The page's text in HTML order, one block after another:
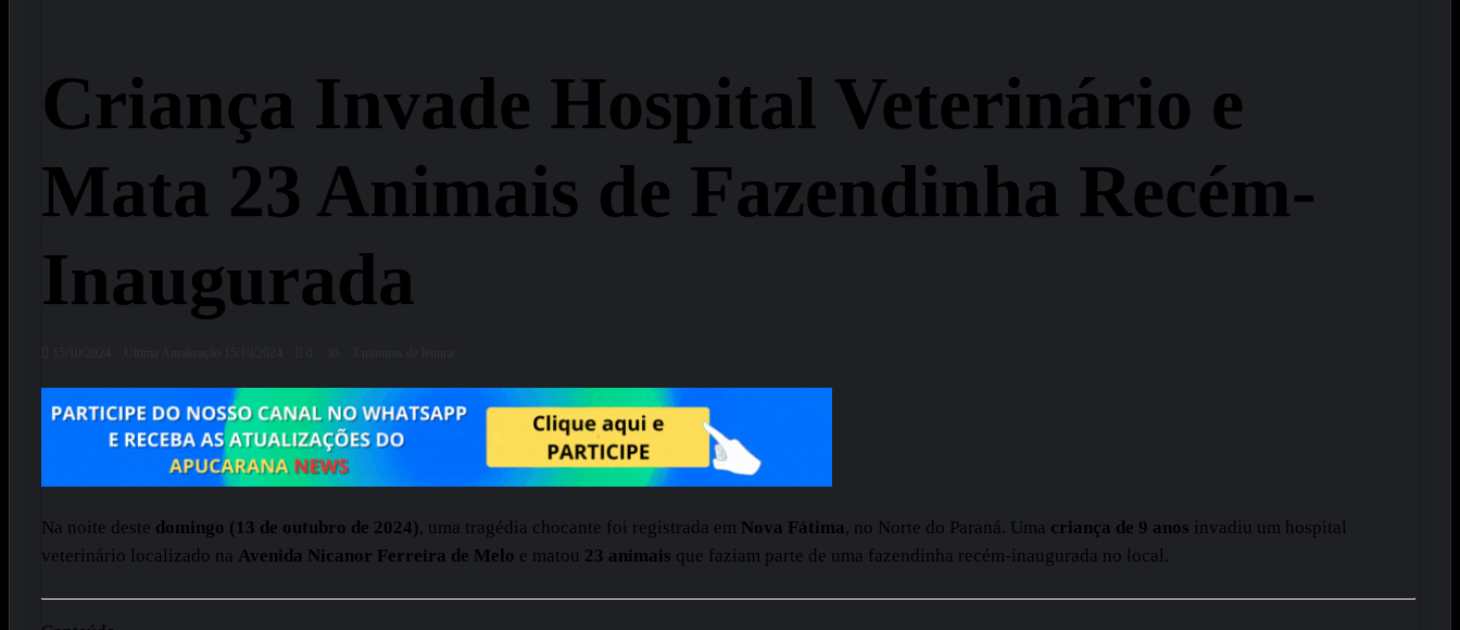
Criança Invade Hospital Veterinário e
Mata 23 Animais de Fazendinha Recém-
Inaugurada
Na noite deste domingo (13 de outubro de 2024), uma tragédia chocante foi registrada em Nova Fátima, no Norte do Paraná. Uma criança de 9 anos invadiu um hospital
veterinário localizado na Avenida Nicanor Ferreira de Melo e matou 23 animais que faziam parte de uma fazendinha recém-inaugurada no local.